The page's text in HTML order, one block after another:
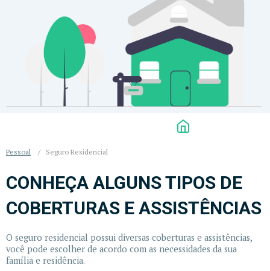
Pessoal / Seguro Residencial
CONHEÇA ALGUNS TIPOS DE
COBERTURAS E ASSISTÊNCIAS
O seguro residencial possui diversas coberturas e assistências,
você pode escolher de acordo com as necessidades da sua
família e residência.